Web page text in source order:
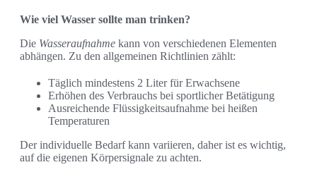
Wie viel Wasser sollte man trinken?
Die Wasseraufnahme kann von verschiedenen Elementen
abhängen. Zu den allgemeinen Richtlinien zählt:
Täglich mindestens 2 Liter für Erwachsene
Erhöhen des Verbrauchs bei sportlicher Betätigung
Ausreichende Flüssigkeitsaufnahme bei heißen
Temperaturen
Der individuelle Bedarf kann variieren, daher ist es wichtig,
auf die eigenen Körpersignale zu achten.